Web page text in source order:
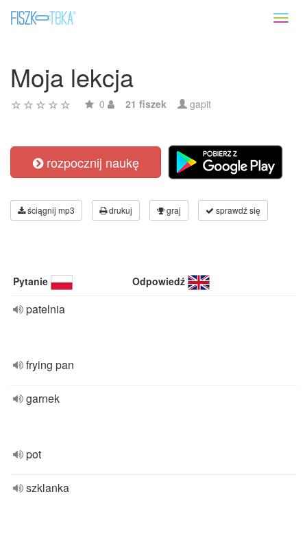
Moja lekcja
0 21 fiszek gapit
rozpocznij naukę
ściągnij mp3 drukuj graj sprawdź się
Pytanie Odpowiedź
patelnia
frying pan
garnek
pot
szklanka